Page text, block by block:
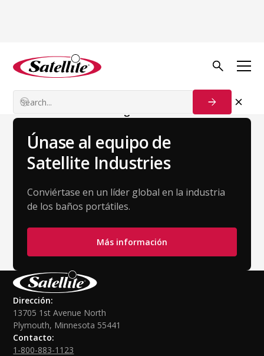
Kaylee Vincel
Customer Success Manager
Únase al equipo de
Satellite Industries
Conviértase en un líder global en la industria
de los baños portátiles.
Más información
Dirección:
13705 1st Avenue North
Plymouth, Minnesota 55441
Contacto:
1-800-883-1123